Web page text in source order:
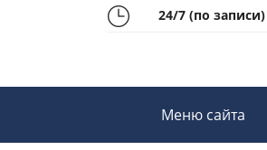
24/7 (по записи)
Меню сайта